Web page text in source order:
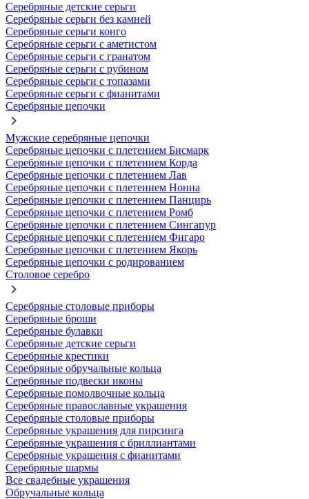
Серебряные детские серьги
Серебряные серьги без камней
Серебряные серьги конго
Серебряные серьги с аметистом
Серебряные серьги с гранатом
Серебряные серьги с рубином
Серебряные серьги с топазами
Серебряные серьги с фианитами
Серебряные цепочки
Мужские серебряные цепочки
Серебряные цепочки с плетением Бисмарк
Серебряные цепочки с плетением Корда
Серебряные цепочки с плетением Лав
Серебряные цепочки с плетением Нонна
Серебряные цепочки с плетением Панцирь
Серебряные цепочки с плетением Ромб
Серебряные цепочки с плетением Сингапур
Серебряные цепочки с плетением Фигаро
Серебряные цепочки с плетением Якорь
Серебряные цепочки с родированием
Столовое серебро
Серебряные столовые приборы
Серебряные броши
Серебряные булавки
Серебряные детские серьги
Серебряные крестики
Серебряные обручальные кольца
Серебряные подвески иконы
Серебряные помолвочные кольца
Серебряные православные украшения
Серебряные столовые приборы
Серебряные украшения для пирсинга
Серебряные украшения с бриллиантами
Серебряные украшения с фианитами
Серебряные шармы
Все свадебные украшения
Обручальные кольца